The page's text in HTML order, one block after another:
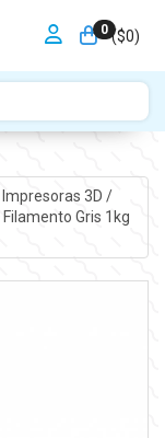
0 ($0)
Impresoras 3D /
Filamento Gris 1kg